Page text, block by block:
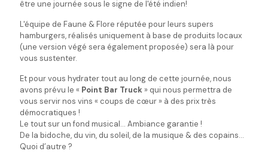
être une journée sous le signe de l'été indien!
L'équipe de Faune & Flore réputée pour leurs supers
hamburgers, réalisés uniquement à base de produits locaux
(une version végé sera également proposée) sera là pour
vous sustenter.
Et pour vous hydrater tout au long de cette journée, nous
avons prévu le « Point Bar Truck » qui nous permettra de
vous servir nos vins « coups de cœur » à des prix très
démocratiques !
Le tout sur un fond musical... Ambiance garantie !
De la bidoche, du vin, du soleil, de la musique & des copains…
Quoi d’autre ?